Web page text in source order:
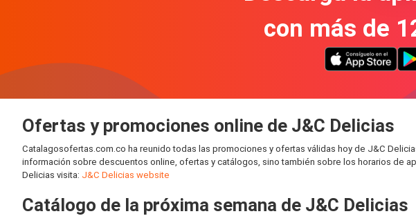
con más de
Ofertas y promociones online de J&C Delicias
Catalagosofertas.com.co ha reunido todas las promociones y ofertas válidas hoy de J&C
información sobre descuentos online, ofertas y catálogos, sino también sobre los horarios de
Delicias visita: J&C Delicias website
Catálogo de la próxima semana de J&C Delicias